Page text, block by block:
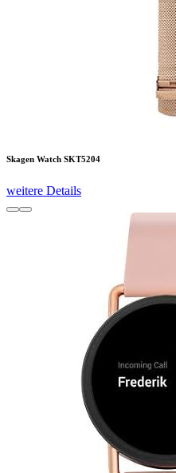
Skagen Watch SKT5204
weitere Details